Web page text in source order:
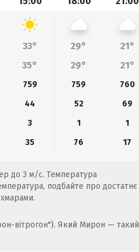
33° 29°
21°
35° 29° 21°
759 759
760
44 52
69
3 1
1
35 76 17
до 3 м/с. Температура
подбайте про достатнє
вітрогон"). Який Мирон — такий